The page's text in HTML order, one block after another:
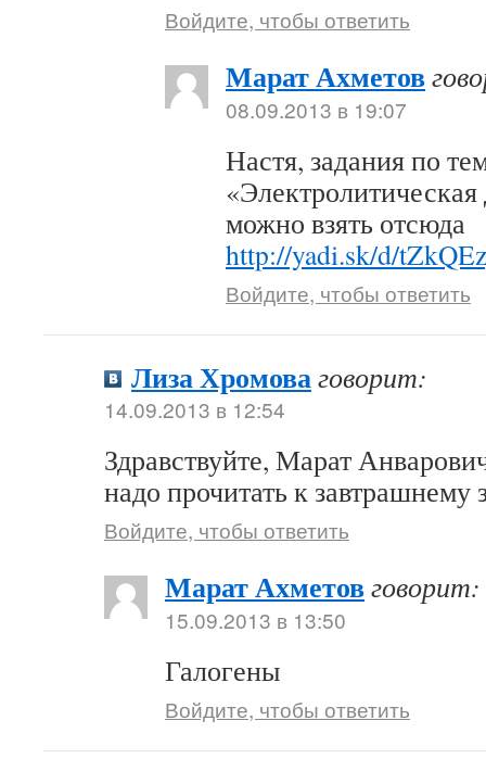
Войдите, чтобы ответить
Марат Ахметов
08.09.2013 в 19:07
Настя, задания по
можно взять отсюда
http://yadi.sk/d/
Войдите, чтобы ответить
Лиза Хромоваговорит:
14.09.2013 в 12:54
Здравствуйте, Марат
надо прочитать к завтрашнему
Войдите, чтобы ответить
Марат Ахметовговорит:
15.09.2013 в 13:50
Галогены
Войдите, чтобы ответить